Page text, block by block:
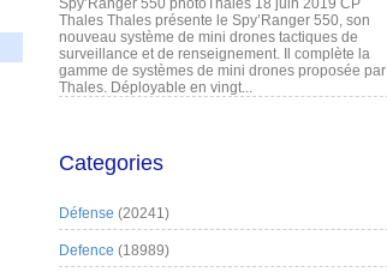
Spy’Ranger 550 photoThales 18 juin 2019 CP
Thales Thales présente le Spy’Ranger 550, son
nouveau système de mini drones tactiques de
surveillance et de renseignement. Il complète la
gamme de systèmes de mini drones proposée par
Thales. Déployable en vingt...
Categories
Défense (20241)
Defence (18989)